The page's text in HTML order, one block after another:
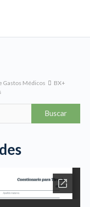
Gastos Médicos
BX+